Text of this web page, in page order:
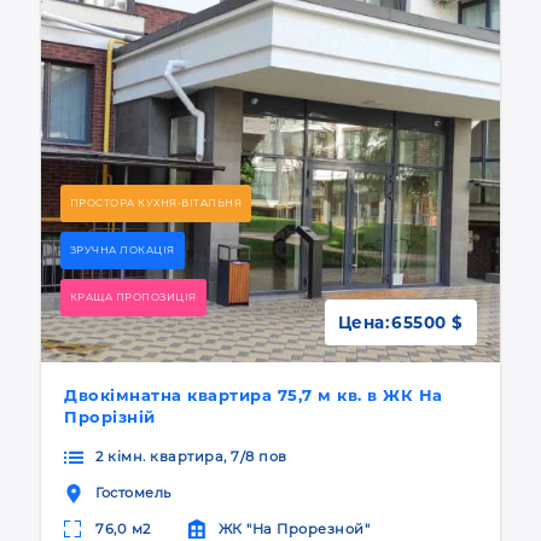
ПРОСТОРА КУХНЯ-ВІТАЛЬНЯ
ЗРУЧНА ЛОКАЦІЯ
КРАЩА ПРОПОЗИЦІЯ
Двокімнатна квартира 75,7 м кв. в ЖК На
Прорізній
Цена:65500 $
2 кімн. квартира, 7/8 пов
Гостомель
76,0 м2 ЖК "На Прорезной"